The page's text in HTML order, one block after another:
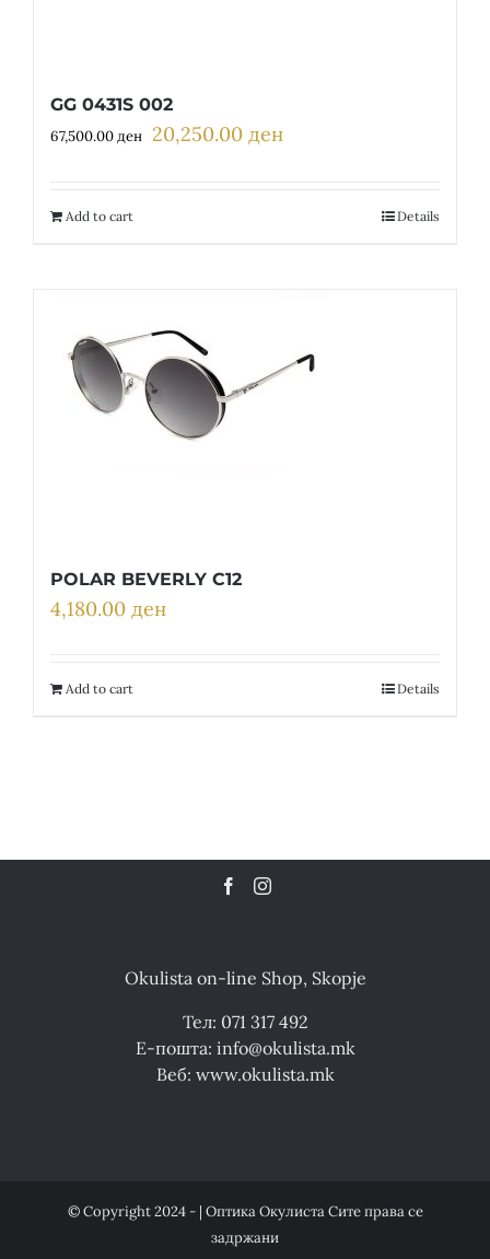
GG 0431S 002
67,500.00ден Original
20,250.00 денCurrent
20,250.00 ден.
Add to cart Details
POLAR BEVERLY C12
4,180.00 ден
Add to cart Details
Okulista on-line Shop, Skopje
Тел: 071 317 492
Е-пошта: info@okulista.mk
Веб: www.okulista.mk
© Copyright 2024 - | Оптика Окулиста Сите права се
задржани